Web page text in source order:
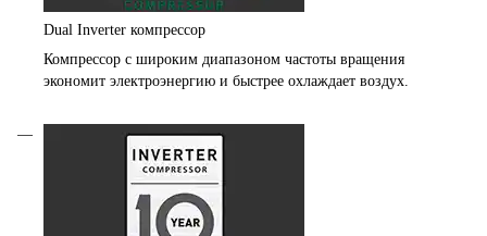
Dual Inverter компрессор
Компрессор с широким диапазоном частоты вращения
экономит электроэнергию и быстрее охлаждает воздух.